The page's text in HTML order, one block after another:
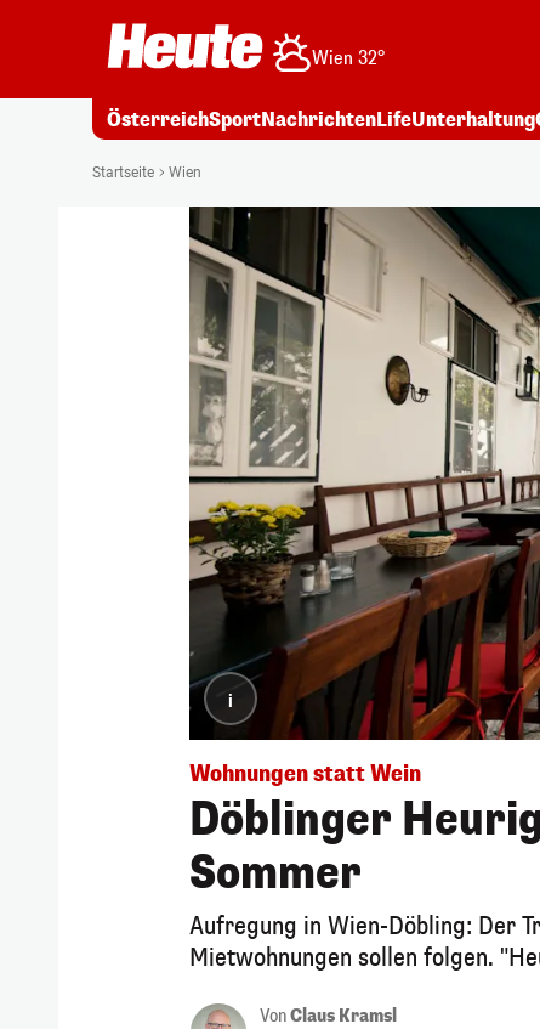
Wien 32°
ÖsterreichSportNachrichtenLifeUnterhaltung
Startseite Wien
i
Wohnungen statt Wein
Döblinger
Sommer
Aufregung in Wien-Döbling: Der
Mietwohnungen sollen folgen.
VonClaus Kramsl